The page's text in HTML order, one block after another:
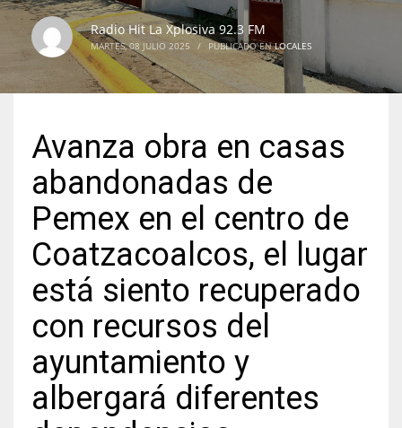
Radio Hit La Xplosiva 92.3 FM
MARTES, 08 JULIO 2025 / PUBLICADO ENLOCALES
Avanza obra en casas
abandonadas de
Pemex en el centro de
Coatzacoalcos, el lugar
está siento recuperado
con recursos del
ayuntamiento y
albergará diferentes